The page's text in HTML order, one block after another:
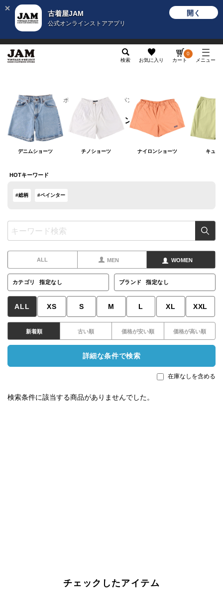
古着屋JAM
公式オンラインストアアプリ
開く
検索 お気に入り カート
0
メニュー
レディース ボトムス ショートパンツ
ショートパンツ
デニムショーツ チノショーツ ナイロンショーツ キュロ
HOTキーワード
#総柄 #ペインター
ALL MEN WOMEN
カテゴリ 指定なし ブランド 指定なし
ALL XS S M L XL XXL
新着順 古い順 価格が安い順 価格が高い順
詳細な条件で検索
在庫なしを含める
検索条件に該当する商品がありませんでした。
チェックしたアイテム